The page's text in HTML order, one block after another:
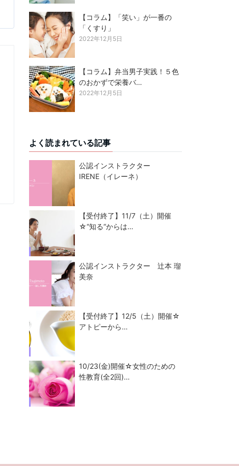
【コラム】「笑い」が一番の
「くすり」
2022年12月5日
【コラム】弁当男子実践！５色
のおかずで栄養バ…
2022年12月5日
よく読まれている記事
公認インストラクター
IRENE（イレーネ）
【受付終了】11/7（土）開催
☆“知る“からは…
公認インストラクター 辻本 瑠
美奈
【受付終了】12/5（土）開催☆
アトピーから…
10/23(金)開催☆女性のための
性教育(全2回)…